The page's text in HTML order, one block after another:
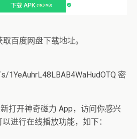
百度网盘下载地址。
1YeAuhrL48LBAB4WaHudOTQ 密
打开神奇磁力 App，访问你感兴
进行在线播放功能，如下：